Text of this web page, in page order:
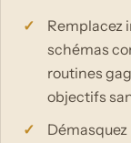
Remplacez
schémas
routines
objectifs